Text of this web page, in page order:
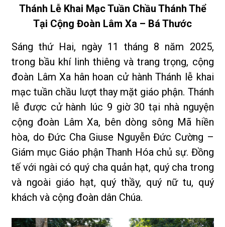
Thánh Lễ Khai Mạc Tuần Chầu Thánh Thể
Tại Cộng Đoàn Lâm Xa – Bá Thước
Sáng thứ Hai, ngày 11 tháng 8 năm 2025,
trong bầu khí linh thiêng và trang trọng, cộng
đoàn Lâm Xa hân hoan cử hành Thánh lễ khai
mạc tuần chầu lượt thay mặt giáo phận. Thánh
lễ được cử hành lúc 9 giờ 30 tại nhà nguyện
cộng đoàn Lâm Xa, bên dòng sông Mã hiền
hòa, do Đức Cha Giuse Nguyễn Đức Cường –
Giám mục Giáo phận Thanh Hóa chủ sự. Đồng
tế với ngài có quý cha quản hạt, quý cha trong
và ngoài giáo hạt, quý thầy, quý nữ tu, quý
khách và cộng đoàn dân Chúa.